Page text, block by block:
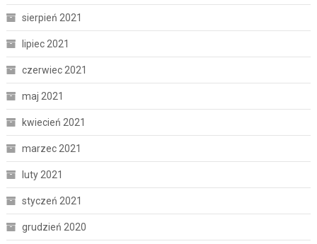
sierpień 2021
lipiec 2021
czerwiec 2021
maj 2021
kwiecień 2021
marzec 2021
luty 2021
styczeń 2021
grudzień 2020